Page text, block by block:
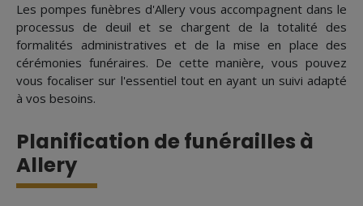
Les pompes funèbres d'Allery vous accompagnent dans le
processus de deuil et se chargent de la totalité des
formalités administratives et de la mise en place des
cérémonies funéraires. De cette manière, vous pouvez
vous focaliser sur l'essentiel tout en ayant un suivi adapté
à vos besoins.
Planification de funérailles à
Allery